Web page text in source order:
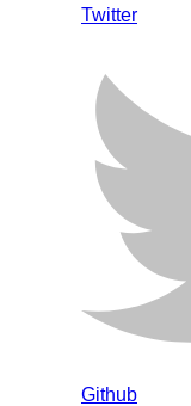
Twitter
Github